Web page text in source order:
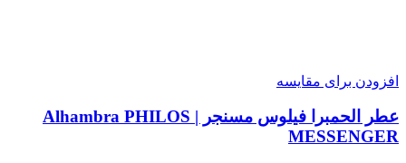
افزودن برای مقایسه
عطر الحمبرا فیلوس مسنجر | Alhambra PHILOS
MESSENGER